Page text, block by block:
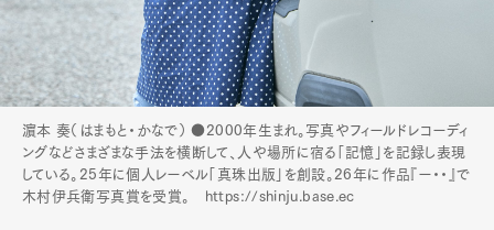
Official Columnist
Contact
Pen Meet
Pen international Pen tw
濵本 奏（はまもと・かなで） ●2000年生まれ。写真やフィールドレコーディ
ングなどさまざまな手法を横断して、人や場所に宿る「記憶」を記録し表現
している。25年に個人レーベル「真珠出版」を創設。26年に作品『ー・・』で
木村伊兵衛写真賞を受賞。 https://shinju.base.ec